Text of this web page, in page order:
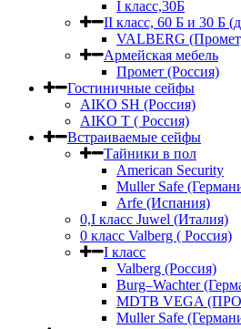
I класс,30Б
II класс, 60 Б и 30 Б
VALBERG
Армейская мебель
Промет (Россия)
Гостиничные сейфы
AIKO SH (Россия)
AIKO Т ( Россия)
Встраиваемые сейфы
Тайники в пол
American Security
Muller Safe
Arfe (Испания)
0,I класс Juwel (Италия)
0 класс Valberg ( Россия)
I класс
Valberg (Россия)
Burg–Wachter
MDTB VEGA
Muller Safe